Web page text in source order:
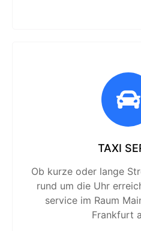
TAXI
Ob kurze oder lange
rund um die Uhr
service im Raum
Frankfurt